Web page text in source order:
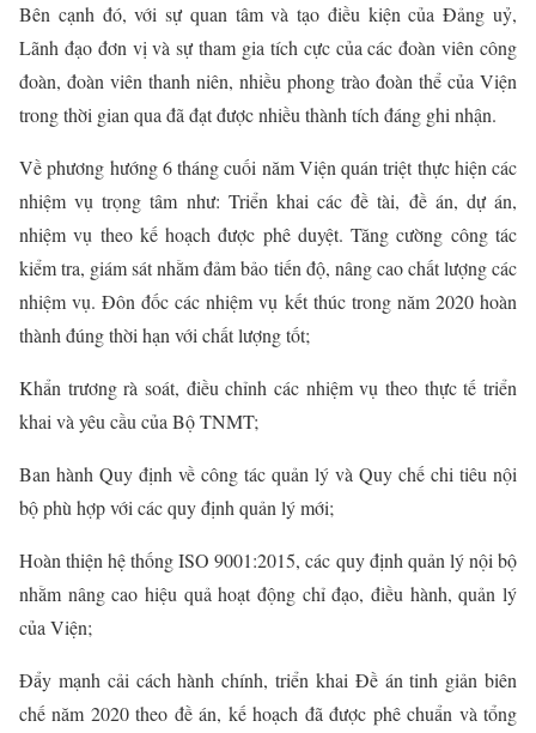
Bên cạnh đó, với sự quan tâm và tạo điều kiện của Đảng uỷ,
Lãnh đạo đơn vị và sự tham gia tích cực của các đoàn viên công
đoàn, đoàn viên thanh niên, nhiều phong trào đoàn thể của Viện
trong thời gian qua đã đạt được nhiều thành tích đáng ghi nhận.
Về phương hướng 6 tháng cuối năm Viện quán triệt thực hiện các
nhiệm vụ trọng tâm như: Triển khai các đề tài, đề án, dự án,
nhiệm vụ theo kế hoạch được phê duyệt. Tăng cường công tác
kiểm tra, giám sát nhằm đảm bảo tiến độ, nâng cao chất lượng các
nhiệm vụ. Đôn đốc các nhiệm vụ kết thúc trong năm 2020 hoàn
thành đúng thời hạn với chất lượng tốt;
Khẩn trương rà soát, điều chỉnh các nhiệm vụ theo thực tế triển
khai và yêu cầu của Bộ TNMT;
Ban hành Quy định về công tác quản lý và Quy chế chi tiêu nội
bộ phù hợp với các quy định quản lý mới;
Hoàn thiện hệ thống ISO 9001:2015, các quy định quản lý nội bộ
nhằm nâng cao hiệu quả hoạt động chỉ đạo, điều hành, quản lý
của Viện;
Đẩy mạnh cải cách hành chính, triển khai Đề án tinh giản biên
chế năm 2020 theo đề án, kế hoạch đã được phê chuẩn và tổng